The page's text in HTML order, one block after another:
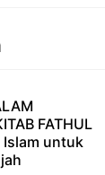
FATHUL
Islam untuk